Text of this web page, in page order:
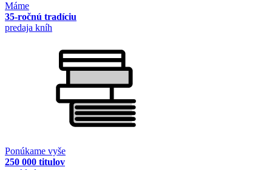
Máme
35-ročnú tradíciu
predaja kníh
Ponúkame vyše
250 000 titulov